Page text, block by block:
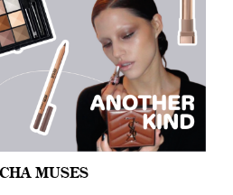
MUSES